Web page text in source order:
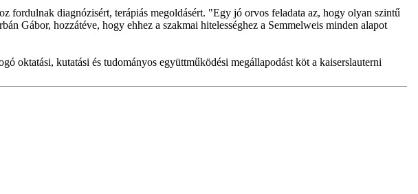
fordulnak diagnózisért, terápiás megoldásért. "Egy jó orvos feladata az, hogy olyan szintű
Gábor, hozzátéve, hogy ehhez a szakmai hitelességhez a Semmelweis minden alapot
oktatási, kutatási és tudományos együttműködési megállapodást köt a kaiserslauterni